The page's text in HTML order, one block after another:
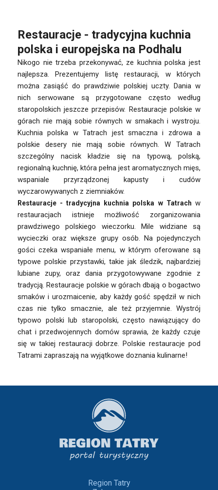
Restauracje - tradycyjna kuchnia
polska i europejska na Podhalu
Nikogo nie trzeba przekonywać, ze kuchnia polska jest
najlepsza. Prezentujemy listę restauracji, w których
można zasiąść do prawdziwie polskiej uczty. Dania w
nich serwowane są przygotowane często według
staropolskich jeszcze przepisów. Restauracje polskie w
górach nie mają sobie równych w smakach i wystroju.
Kuchnia polska w Tatrach jest smaczna i zdrowa a
polskie desery nie mają sobie równych. W Tatrach
szczególny nacisk kładzie się na typową, polską,
regionalną kuchnię, która pełna jest aromatycznych mięs,
wspaniale przyrządzonej kapusty i cudów
wyczarowywanych z ziemniaków.
Restauracje - tradycyjna kuchnia polska w Tatrach w
restauracjach istnieje możliwość zorganizowania
prawdziwego polskiego wieczorku. Mile widziane są
wycieczki oraz większe grupy osób. Na pojedynczych
gości czeka wspaniałe menu, w którym oferowane są
typowe polskie przystawki, takie jak śledzik, najbardziej
lubiane zupy, oraz dania przygotowywane zgodnie z
tradycją. Restauracje polskie w górach dbają o bogactwo
smaków i urozmaicenie, aby każdy gość spędził w nich
czas nie tylko smacznie, ale też przyjemnie. Wystrój
typowo polski lub staropolski, często nawiązujący do
chat i przedwojennych domów sprawia, że każdy czuje
się w takiej restauracji dobrze. Polskie restauracje pod
Tatrami zapraszają na wyjątkowe doznania kulinarne!
Region Tatry